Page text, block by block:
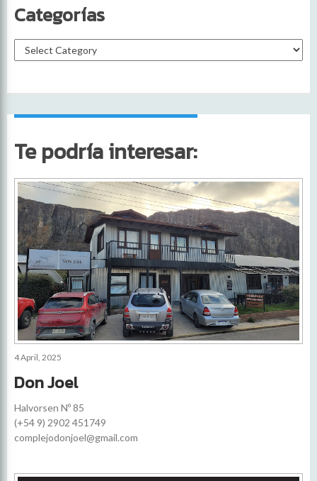
Categorías
Te podría interesar:
4 April, 2025
Don Joel
Halvorsen Nº 85
(+54 9) 2902 451749
complejodonjoel@gmail.com